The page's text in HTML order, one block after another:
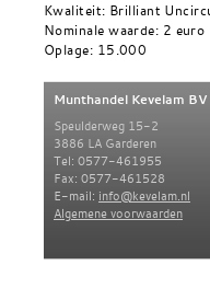
Kwaliteit: Brilliant
Nominale waarde: 2 euro
Oplage: 15.000
Munthandel Kevelam BV
Speulderweg 15-2
3886 LA Garderen
Tel: 0577-461955
Fax: 0577-461528
E-mail: info@kevelam.nl
Algemene voorwaarden